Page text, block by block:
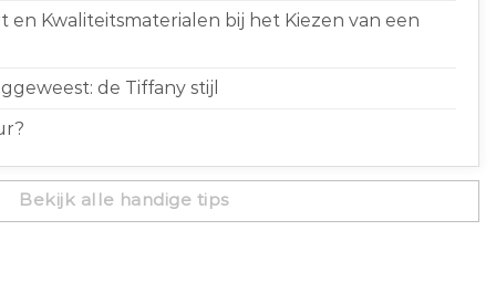
en Kwaliteitsmaterialen bij het Kiezen van een
de Tiffany stijl
Bekijk alle handige tips